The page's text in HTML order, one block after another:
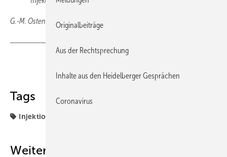
G.-M. Ostendorf, Wiesbaden
Tags
Injektion
Weitere Inhalte
Originalbeiträge
Aus der Rechtsprechung
Inhalte aus den Heidelberger Gesprächen
Coronavirus